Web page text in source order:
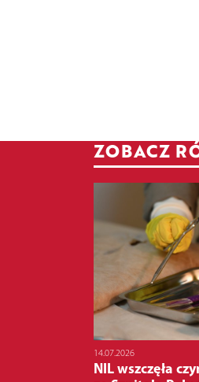
ZOBACZ
14.07.2026
NIL wszczęła